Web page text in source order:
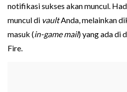
notifikasi sukses akan muncul.
muncul di vaultAnda, melainkan
masuk (in-game mail) yang ada di
Fire.